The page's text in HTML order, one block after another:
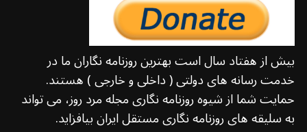
بیش از هفتاد سال است بهترین روزنامه نگاران ما در
خدمت رسانه های دولتی ( داخلی و خارجی ) هستند.
حمایت شما از شیوه روزنامه نگاری مجله مرد روز، می تواند
به سلیقه های روزنامه نگاری مستقل ایران بیافزاید.